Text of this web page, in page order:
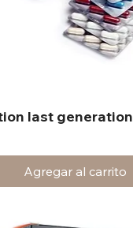
last generation
Agregar al carrito